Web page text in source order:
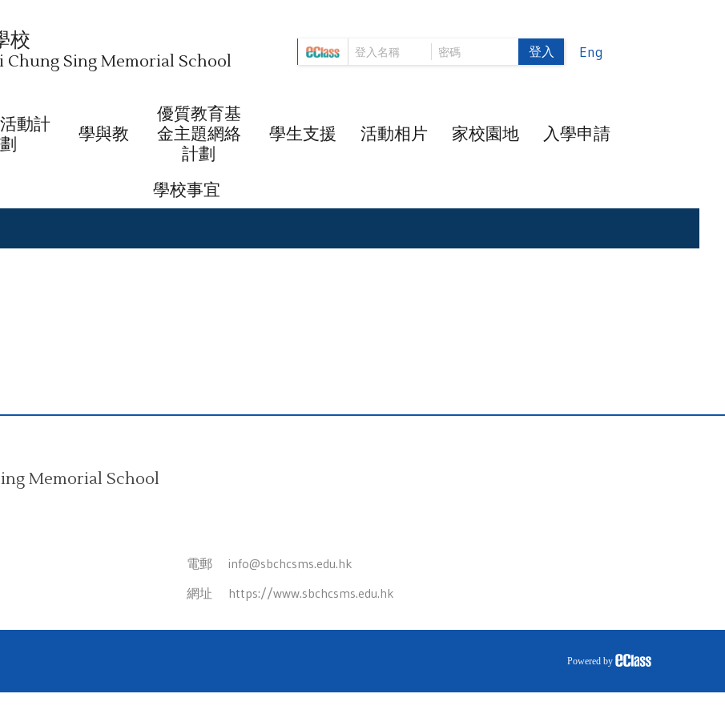
校
Chung Sing Memorial School 登入 Eng
動計
劃
學與教
優質教育基
金主題網絡
計劃
學生支援 活動相片 家校園地 入學申請
學校事宜
Memorial School
電郵 info@sbchcsms.edu.hk
網址 https://www.sbchcsms.edu.hk
Powered by